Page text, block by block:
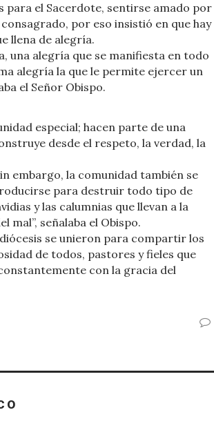
el Sacerdote, sentirse amado por
por eso insistió en que hay
llena de alegría.
una alegría que se manifiesta en todo
alegría la que le permite ejercer un
el Señor Obispo.
especial; hacen parte de una
desde el respeto, la verdad, la
embargo, la comunidad también se
para destruir todo tipo de
y las calumnias que llevan a la
mal”, señalaba el Obispo.
se unieron para compartir los
de todos, pastores y fieles que
con la gracia del